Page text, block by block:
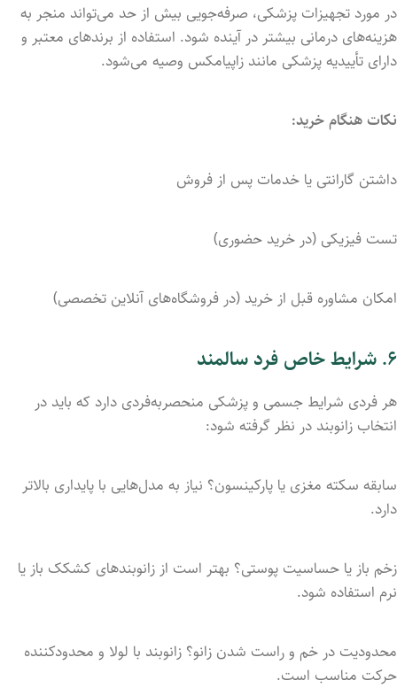
در مورد تجهیزات پزشکی، صرفه‌جویی بیش از حد می‌تواند منجر به
هزینه‌های درمانی بیشتر در آینده شود. استفاده از برندهای معتبر و
دارای تأییدیهپزشکی مانند زاپیامکس وصیه می‌شود.
نکات هنگامخرید:
داشتن گارانتی یا خدمات پس از فروش
تست فیزیکی (در خرید حضوری)
امکان مشاوره قبل از خرید (در فروشگاه‌های آنلاین تخصصی)
۶. شرایطخاص فرد سالمند
هر فردی شرایط جسمی و پزشکی منحصربه‌فردی دارد که باید در
انتخاب زانوبند در نظر گرفته شود:
سابقه سکته مغزی یا پارکینسون؟ نیاز به مدل‌هایی با پایداری بالاتر
دارد.
زخم باز یا حساسیت پوستی؟ بهتر است از زانوبندهای کشکک باز یا
نرم استفاده شود.
محدودیت در خم و راست شدن زانو؟ زانوبند با لولا و محدودکننده
حرکت مناسب است.